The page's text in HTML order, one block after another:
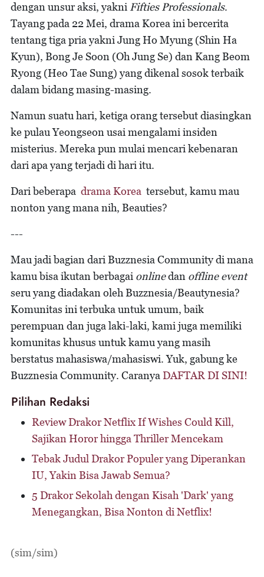
dengan unsur aksi, yakni Fifties Professionals.
Tayang pada 22 Mei, drama Korea ini bercerita
tentang tiga pria yakni Jung Ho Myung (Shin Ha
Kyun), Bong Je Soon (Oh Jung Se) dan Kang Beom
Ryong (Heo Tae Sung) yang dikenal sosok terbaik
dalam bidang masing-masing.
Namun suatu hari, ketiga orang tersebut diasingkan
ke pulau Yeongseon usai mengalami insiden
misterius. Mereka pun mulai mencari kebenaran
dari apa yang terjadi di hari itu.
Dari beberapa drama Korea tersebut, kamu mau
nonton yang mana nih, Beauties?
---
Mau jadi bagian dari Buzznesia Community di mana
kamu bisa ikutan berbagai onlinedan offline event
seru yang diadakan oleh Buzznesia/Beautynesia?
Komunitas ini terbuka untuk umum, baik
perempuan dan juga laki-laki, kami juga memiliki
komunitas khusus untuk kamu yang masih
berstatus mahasiswa/mahasiswi. Yuk, gabung ke
Buzznesia Community. Caranya DAFTAR DI SINI!
Pilihan Redaksi
Review Drakor Netflix If Wishes Could Kill,
Sajikan Horor hingga Thriller Mencekam
Tebak Judul Drakor Populer yang Diperankan
IU, Yakin Bisa Jawab Semua?
5 Drakor Sekolah dengan Kisah 'Dark' yang
Menegangkan, Bisa Nonton di Netflix!
(sim/sim)